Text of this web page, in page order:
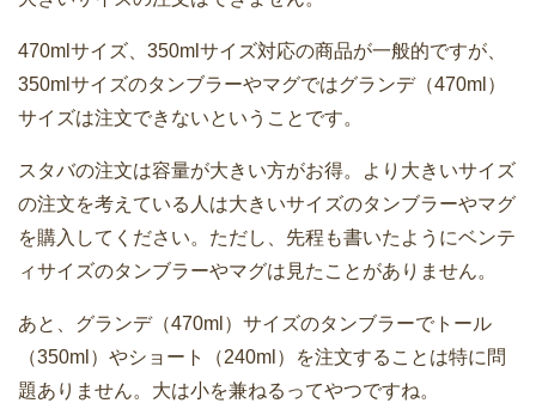
470mlサイズ、350mlサイズ対応の商品が一般的ですが、
350mlサイズのタンブラーやマグではグランデ（470ml）
サイズは注文できないということです。
スタバの注文は容量が大きい方がお得。より大きいサイズ
の注文を考えている人は大きいサイズのタンブラーやマグ
を購入してください。ただし、先程も書いたようにベンテ
ィサイズのタンブラーやマグは見たことがありません。
あと、グランデ（470ml）サイズのタンブラーでトール
（350ml）やショート（240ml）を注文することは特に問
題ありません。大は小を兼ねるってやつですね。